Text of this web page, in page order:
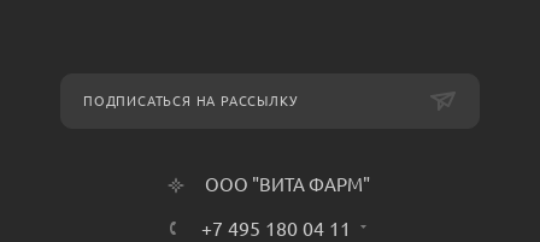
ПОДПИСАТЬСЯ НА РАССЫЛКУ
ООО "ВИТА ФАРМ"
+7 495 180 04 11